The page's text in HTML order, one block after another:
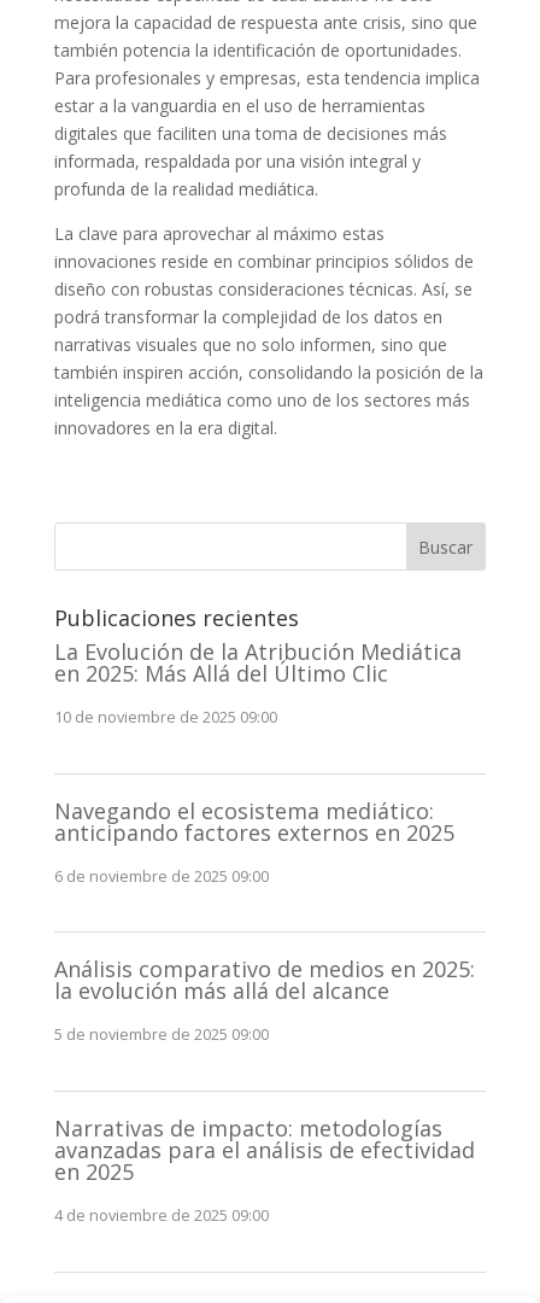
mejora la capacidad de respuesta ante crisis, sino que
también potencia la identificación de oportunidades.
Para profesionales y empresas, esta tendencia implica
estar a la vanguardia en el uso de herramientas
digitales que faciliten una toma de decisiones más
informada, respaldada por una visión integral y
profunda de la realidad mediática.
La clave para aprovechar al máximo estas
innovaciones reside en combinar principios sólidos de
diseño con robustas consideraciones técnicas. Así, se
podrá transformar la complejidad de los datos en
narrativas visuales que no solo informen, sino que
también inspiren acción, consolidando la posición de la
inteligencia mediática como uno de los sectores más
innovadores en la era digital.
Buscar
Publicaciones recientes
La Evolución de la Atribución Mediática
en 2025: Más Allá del Último Clic
10 de noviembre de 2025 09:00
Navegando el ecosistema mediático:
anticipando factores externos en 2025
6 de noviembre de 2025 09:00
Análisis comparativo de medios en 2025:
la evolución más allá del alcance
5 de noviembre de 2025 09:00
Narrativas de impacto: metodologías
avanzadas para el análisis de efectividad
en 2025
4 de noviembre de 2025 09:00